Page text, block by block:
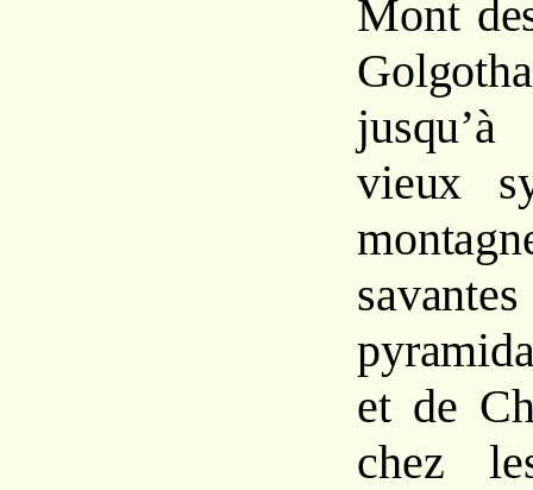
Mont
vieux
et de
chez